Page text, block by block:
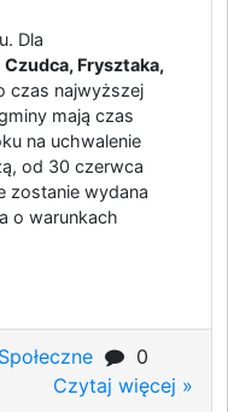
Dla
Czudca, Frysztaka,
czas najwyższej
mają czas
na uchwalenie
od 30 czerwca
zostanie wydana
o warunkach
Społeczne
0
Czytaj więcej »